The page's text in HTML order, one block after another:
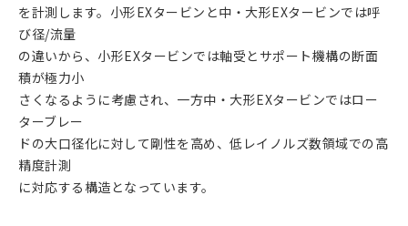
を計測します。小形EXタービンと中・大形EXタービンでは呼
び径/流量
の違いから、小形EXタービンでは軸受とサポート機構の断面
積が極力小
さくなるように考慮され、一方中・大形EXタービンではロー
ターブレー
ドの大口径化に対して剛性を高め、低レイノルズ数領域での高
精度計測
に対応する構造となっています。